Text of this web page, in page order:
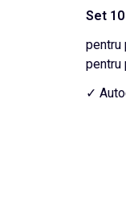
Set
pentru
pentru
✓